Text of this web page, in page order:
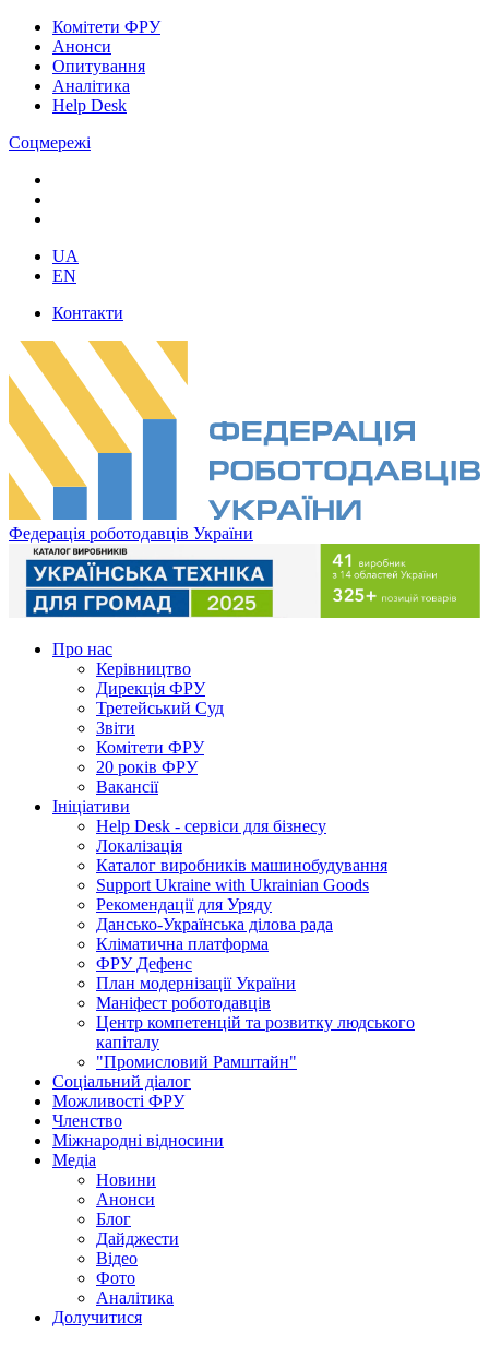
Комітети ФРУ
Анонси
Опитування
Аналітика
Help Desk
Соцмережі
UA
EN
Контакти
Федерація роботодавців України
Про нас
Керівництво
Дирекція ФРУ
Третейський Суд
Звіти
Комітети ФРУ
20 років ФРУ
Вакансії
Ініціативи
Help Desk - сервіси для бізнесу
Локалізація
Каталог виробників машинобудування
Support Ukraine with Ukrainian Goods
Рекомендації для Уряду
Дансько-Українська ділова рада
Кліматична платформа
ФРУ Дефенс
План модернізації України
Маніфест роботодавців
Центр компетенцій та розвитку людського
капіталу
"Промисловий Рамштайн"
Соціальний діалог
Можливості ФРУ
Членство
Міжнародні відносини
Медіа
Новини
Анонси
Блог
Дайджести
Відео
Фото
Аналітика
Долучитися